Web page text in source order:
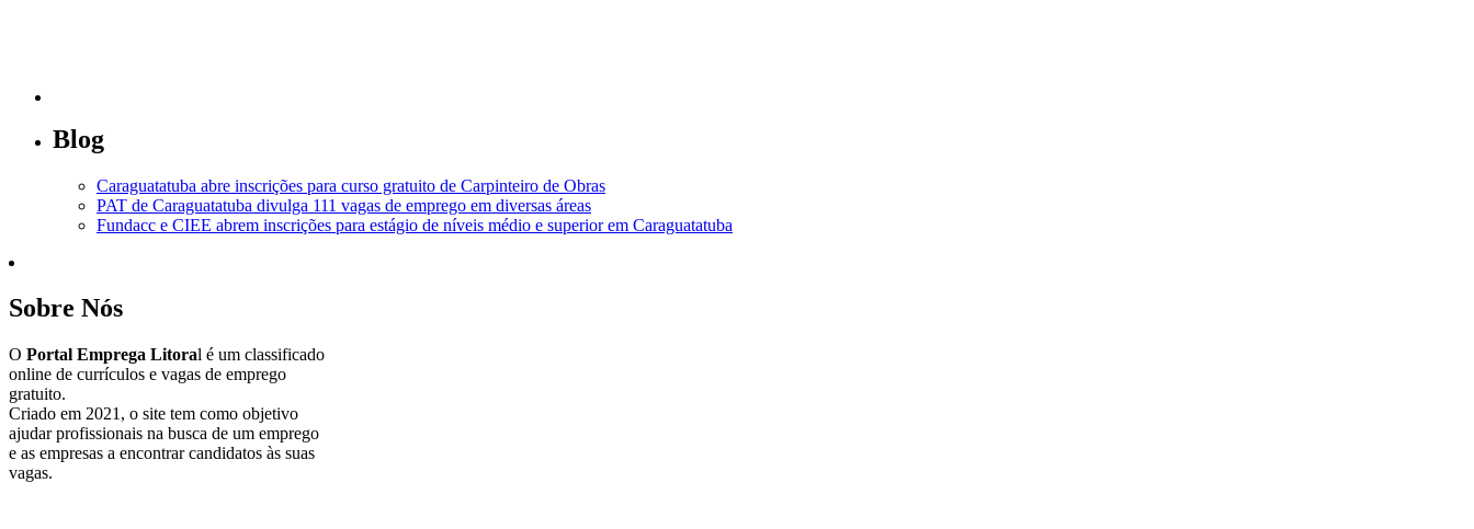
Blog
Caraguatatuba abre inscrições para curso gratuito de Carpinteiro de Obras
PAT de Caraguatatuba divulga 111 vagas de emprego em diversas áreas
Fundacc e CIEE abrem inscrições para estágio de níveis médio e superior em Caraguatatuba
Sobre Nós
O Portal Emprega Litoral é um classificado
online de currículos e vagas de emprego
gratuito.
Criado em 2021, o site tem como objetivo
ajudar profissionais na busca de um emprego
e as empresas a encontrar candidatos às suas
vagas.